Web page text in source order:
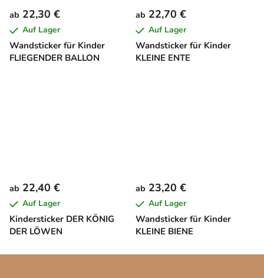
Wandsticker für Kinder
FLIEGENDER BALLON
ab 22,30 €
Auf Lager
Wandsticker für Kinder
KLEINE ENTE
ab 22,70 €
Auf Lager
Kindersticker DER KÖNIG
DER LÖWEN
ab 22,40 €
Auf Lager
Wandsticker für Kinder
KLEINE BIENE
ab 23,20 €
Auf Lager